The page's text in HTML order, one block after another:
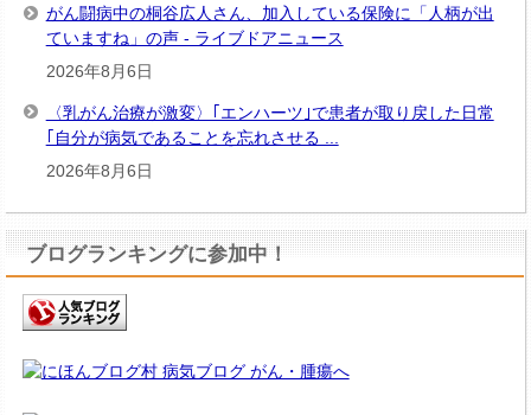
がん闘病中の桐谷広人さん、加入している保険に「人柄が出
ていますね」の声 - ライブドアニュース
2026年8月6日
〈乳がん治療が激変〉｢エンハーツ｣で患者が取り戻した日常
｢自分が病気であることを忘れさせる ...
2026年8月6日
ブログランキングに参加中！